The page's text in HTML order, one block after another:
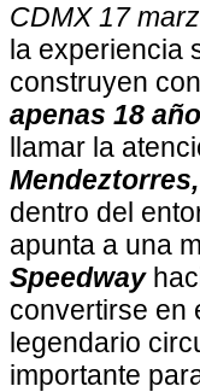
CDMX 17
la experiencia
construyen
apenas 18
llamar la
Mendeztorres,
dentro del
apunta a una
Speedway
convertirse en
legendario
importante